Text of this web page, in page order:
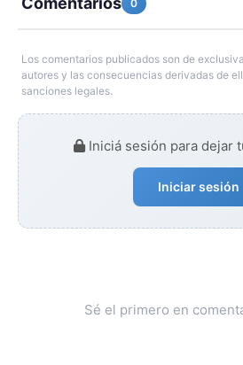
0
Los comentarios publicados son de
autores y las consecuencias derivadas de
sanciones legales.
Iniciá sesión para dejar
Iniciar sesión
Sé el primero en